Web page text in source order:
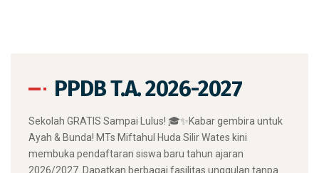
PPDB T.A. 2026-2027
​Sekolah GRATIS Sampai Lulus! 🎓✨ ​Kabar gembira untuk
Ayah & Bunda! MTs Miftahul Huda Silir Wates kini
membuka pendaftaran siswa baru tahun ajaran
2026/2027. Dapatkan berbagai fasilitas unggulan tanpa